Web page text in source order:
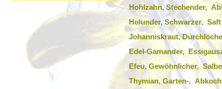
Hohlzahn, Stechender,
Holunder, Schwarzer, Saft
Johanniskraut,
Edel-Gamander,
Efeu, Gewöhnlicher, Salbe
Thymian, Garten-,